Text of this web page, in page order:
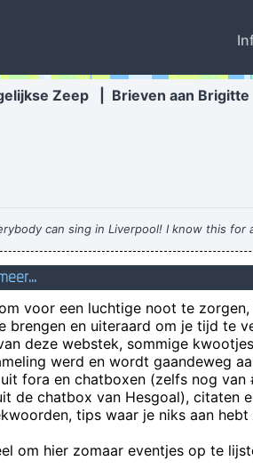
Zeep Brieven aan Brigitte
can sing in Liverpool! I know this for
voor een luchtige noot te
brengen en uiteraard om je tijd te
deze webstek, sommige
werd en wordt gaandeweg
fora en chatboxen (zelfs nog van
de chatbox van Hesgoal), citaten
tips waar je niks aan hebt
om hier zomaar eventjes op te